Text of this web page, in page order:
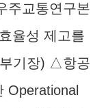
주교통연구본
율성 제고를
기장) △항공
Operational